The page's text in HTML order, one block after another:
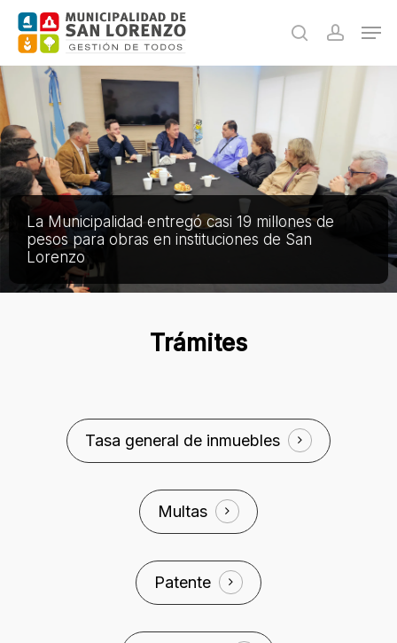
Skip
content
search
La Municipalidad entregó casi 19 millones de
pesos para obras en instituciones de San
Lorenzo
Trámites
Tasa general de inmuebles
Multas
Patente